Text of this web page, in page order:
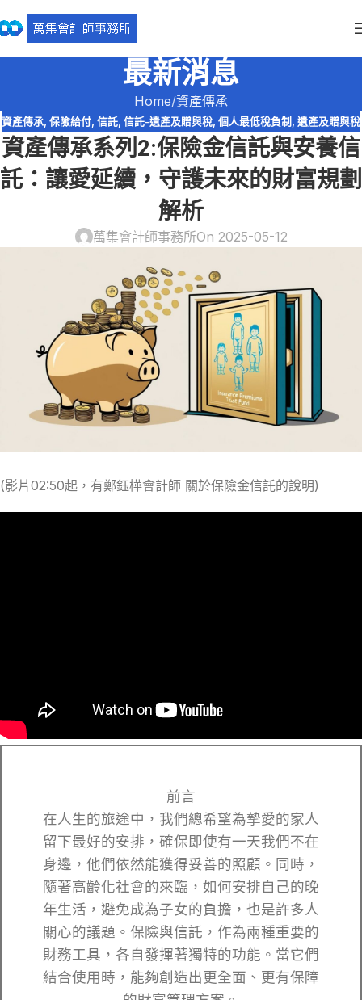
最新消息
Home 資產傳承
資產傳承, 保險給付, 信託, 信託-遺產及贈與稅, 個人最低稅負制 , 遺產及贈與稅
資產傳承系列2:保險金信託與安養信
託：讓愛延續，守護未來的財富規劃
解析
萬集會計師事務所On 2025-05-12
(影片02:50起，有鄭鈺樺會計師 關於保險金信託的說明)
前言
在人生的旅途中，我們總希望為摯愛的家人
留下最好的安排，確保即使有一天我們不在
身邊，他們依然能獲得妥善的照顧。同時，
隨著高齡化社會的來臨，如何安排自己的晚
年生活，避免成為子女的負擔，也是許多人
關心的議題。保險與信託，作為兩種重要的
財務工具，各自發揮著獨特的功能。當它們
結合使用時，能夠創造出更全面、更有保障